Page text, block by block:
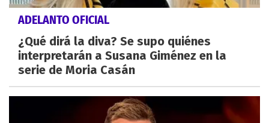
ADELANTO OFICIAL
¿Qué dirá la diva? Se supo quiénes
interpretarán a Susana Giménez en la
serie de Moria Casán